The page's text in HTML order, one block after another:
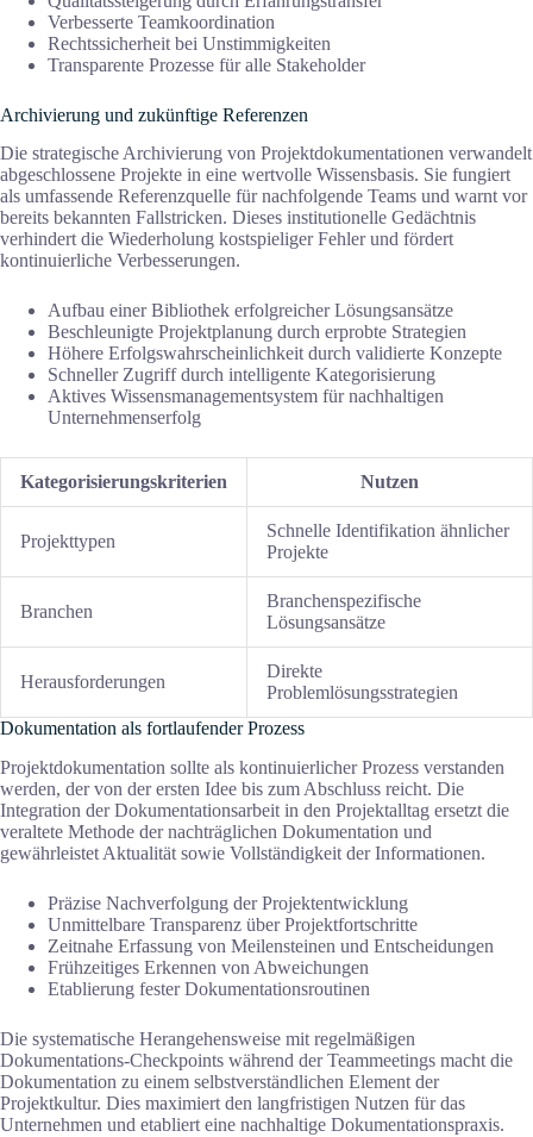
Verbesserte Teamkoordination
Rechtssicherheit bei Unstimmigkeiten
Transparente Prozesse für alle Stakeholder
Archivierung und zukünftige Referenzen
Die strategische Archivierung von Projektdokumentationen verwandelt
abgeschlossene Projekte in eine wertvolle Wissensbasis. Sie fungiert
als umfassende Referenzquelle für nachfolgende Teams und warnt vor
bereits bekannten Fallstricken. Dieses institutionelle Gedächtnis
verhindert die Wiederholung kostspieliger Fehler und fördert
kontinuierliche Verbesserungen.
Aufbau einer Bibliothek erfolgreicher Lösungsansätze
Beschleunigte Projektplanung durch erprobte Strategien
Höhere Erfolgswahrscheinlichkeit durch validierte Konzepte
Schneller Zugriff durch intelligente Kategorisierung
Aktives Wissensmanagementsystem für nachhaltigen
Unternehmenserfolg
Kategorisierungskriterien Nutzen
Projekttypen
Schnelle Identifikation ähnlicher
Projekte
Branchen
Branchenspezifische
Lösungsansätze
Herausforderungen
Direkte
Problemlösungsstrategien
Dokumentation als fortlaufender Prozess
Projektdokumentation sollte als kontinuierlicher Prozess verstanden
werden, der von der ersten Idee bis zum Abschluss reicht. Die
Integration der Dokumentationsarbeit in den Projektalltag ersetzt die
veraltete Methode der nachträglichen Dokumentation und
gewährleistet Aktualität sowie Vollständigkeit der Informationen.
Präzise Nachverfolgung der Projektentwicklung
Unmittelbare Transparenz über Projektfortschritte
Zeitnahe Erfassung von Meilensteinen und Entscheidungen
Frühzeitiges Erkennen von Abweichungen
Etablierung fester Dokumentationsroutinen
Die systematische Herangehensweise mit regelmäßigen
Dokumentations-Checkpoints während der Teammeetings macht die
Dokumentation zu einem selbstverständlichen Element der
Projektkultur. Dies maximiert den langfristigen Nutzen für das
Unternehmen und etabliert eine nachhaltige Dokumentationspraxis.